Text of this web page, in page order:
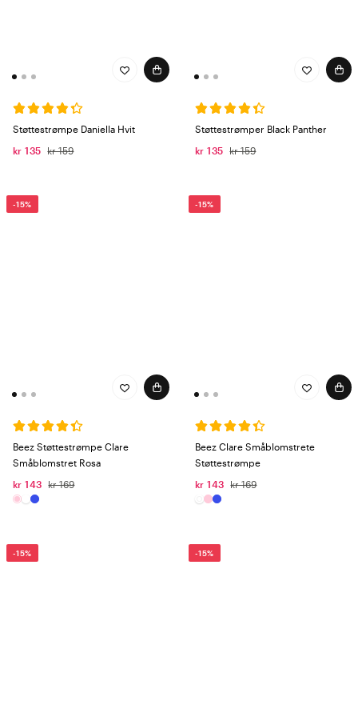
Støttestrømpe Daniella Hvit
kr 135
kr 159
Støttestrømper Black Panther
kr 135
kr 159
-15%
Beez Støttestrømpe Clare
Småblomstret Rosa
kr 143
kr 169
-15%
Beez Clare Småblomstrete
Støttestrømpe
kr 143
kr 169
-15% -15%